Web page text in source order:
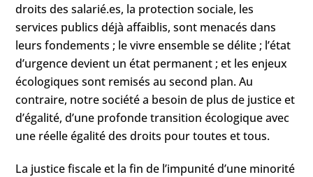
droits des salarié.es, la protection sociale, les
services publics déjà affaiblis, sont menacés dans
leurs fondements ; le vivre ensemble se délite ; l’état
d’urgence devient un état permanent ; et les enjeux
écologiques sont remisés au second plan. Au
contraire, notre société a besoin de plus de justice et
d’égalité, d’une profonde transition écologique avec
une réelle égalité des droits pour toutes et tous.
La justice fiscale et la fin de l’impunité d’une minorité